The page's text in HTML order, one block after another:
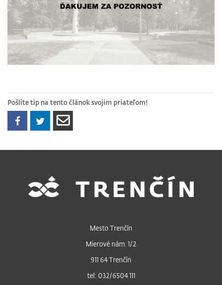
Pošlite tip na tento článok svojim priateľom!
Mesto Trenčín
Mierové nám. 1/2
911 64 Trenčín
tel: 032/6504 111